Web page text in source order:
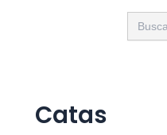
Buscar:
Catas